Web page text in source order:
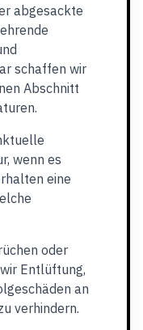
abgesackte
schaffen wir
Abschnitt
wenn es
eine
oder
Entlüftung,
an
verhindern.